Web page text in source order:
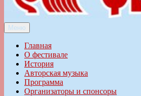
Ильменский фестиваль авторской песни
Меню
Главная
О фестивале
История
Авторская музыка
Программа
Организаторы и спонсоры